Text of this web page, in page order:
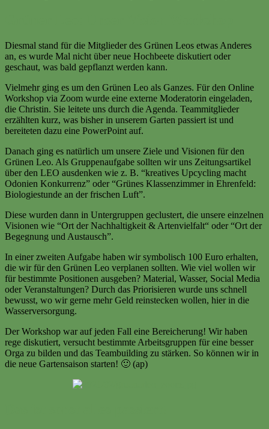
Diesmal stand für die Mitglieder des Grünen Leos etwas Anderes
an, es wurde Mal nicht über neue Hochbeete diskutiert oder
geschaut, was bald gepflanzt werden kann.
Vielmehr ging es um den Grünen Leo als Ganzes. Für den Online
Workshop via Zoom wurde eine externe Moderatorin eingeladen,
die Christin. Sie leitete uns durch die Agenda. Teammitglieder
erzählten kurz, was bisher in unserem Garten passiert ist und
bereiteten dazu eine PowerPoint auf.
Danach ging es natürlich um unsere Ziele und Visionen für den
Grünen Leo. Als Gruppenaufgabe sollten wir uns Zeitungsartikel
über den LEO ausdenken wie z. B. “kreatives Upcycling macht
Odonien Konkurrenz” oder “Grünes Klassenzimmer in Ehrenfeld:
Biologiestunde an der frischen Luft”.
Diese wurden dann in Untergruppen geclustert, die unsere einzelnen
Visionen wie “Ort der Nachhaltigkeit & Artenvielfalt“ oder “Ort der
Begegnung und Austausch”.
In einer zweiten Aufgabe haben wir symbolisch 100 Euro erhalten,
die wir für den Grünen Leo verplanen sollten. Wie viel wollen wir
für bestimmte Positionen ausgeben? Material, Wasser, Social Media
oder Veranstaltungen? Durch das Priorisieren wurde uns schnell
bewusst, wo wir gerne mehr Geld reinstecken wollen, hier in die
Wasserversorgung.
Der Workshop war auf jeden Fall eine Bereicherung! Wir haben
rege diskutiert, versucht bestimmte Arbeitsgruppen für eine besser
Orga zu bilden und das Teambuilding zu stärken. So können wir in
die neue Gartensaison starten! 🙂 (ap)